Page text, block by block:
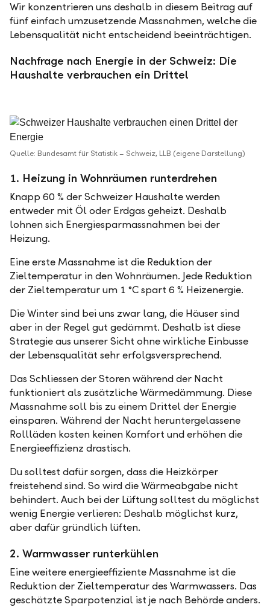
Wir konzentrieren uns deshalb in diesem Beitrag auf
fünf einfach umzusetzende Massnahmen, welche die
Lebensqualität nicht entscheidend beeinträchtigen.
Nachfrage nach Energie in der Schweiz: Die
Haushalte verbrauchen ein Drittel
Quelle: Bundesamt für Statistik – Schweiz, LLB (eigene Darstellung)
1. Heizung in Wohnräumen runterdrehen
Knapp 60 % der Schweizer Haushalte werden
entweder mit Öl oder Erdgas geheizt. Deshalb
lohnen sich Energiesparmassnahmen bei der
Heizung.
Eine erste Massnahme ist die Reduktion der
Zieltemperatur in den Wohnräumen. Jede Reduktion
der Zieltemperatur um 1 °C spart 6 % Heizenergie.
Die Winter sind bei uns zwar lang, die Häuser sind
aber in der Regel gut gedämmt. Deshalb ist diese
Strategie aus unserer Sicht ohne wirkliche Einbusse
der Lebensqualität sehr erfolgsversprechend.
Das Schliessen der Storen während der Nacht
funktioniert als zusätzliche Wärmedämmung. Diese
Massnahme soll bis zu einem Drittel der Energie
einsparen. Während der Nacht heruntergelassene
Rollläden kosten keinen Komfort und erhöhen die
Energieeffizienz drastisch.
Du solltest dafür sorgen, dass die Heizkörper
freistehend sind. So wird die Wärmeabgabe nicht
behindert. Auch bei der Lüftung solltest du möglichst
wenig Energie verlieren: Deshalb möglichst kurz,
aber dafür gründlich lüften.
2. Warmwasser runterkühlen
Eine weitere energieeffiziente Massnahme ist die
Reduktion der Zieltemperatur des Warmwassers. Das
geschätzte Sparpotenzial ist je nach Behörde anders.